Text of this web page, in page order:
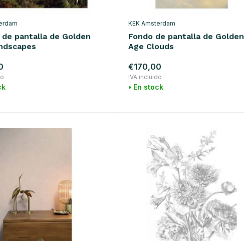
de pantalla de Golden
KEK Amsterdam
Fondo de pantalla de Golden
Age Clouds
€170,00
IVA incluido
• En stock